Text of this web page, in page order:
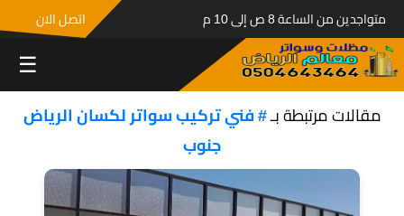
متواجدين من الساعة 8 ص إلى 10 م اتصل الان
☰
مقالات مرتبطة بـ# فني تركيب سواتر لكسان الرياض
جنوب